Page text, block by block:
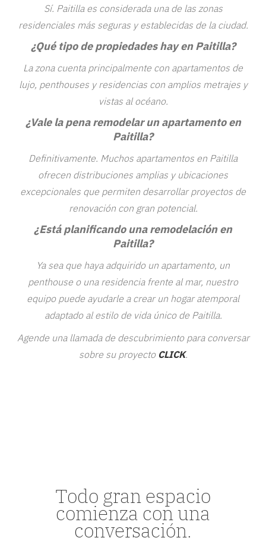
Sí. Paitilla es considerada una de las zonas
residenciales más seguras y establecidas de la ciudad.
¿Qué tipo de propiedades hay en Paitilla?
La zona cuenta principalmente con apartamentos de
lujo, penthouses y residencias con amplios metrajes y
vistas al océano.
¿Vale la pena remodelar un apartamento en
Paitilla?
Definitivamente. Muchos apartamentos en Paitilla
ofrecen distribuciones amplias y ubicaciones
excepcionales que permiten desarrollar proyectos de
renovación con gran potencial.
¿Está planificando una remodelación en
Paitilla?
Ya sea que haya adquirido un apartamento, un
penthouse o una residencia frente al mar, nuestro
equipo puede ayudarle a crear un hogar atemporal
adaptado al estilo de vida único de Paitilla.
Agende una llamada de descubrimiento para conversar
sobre su proyecto CLICK.
Todo gran espacio
comienza con una
conversación.